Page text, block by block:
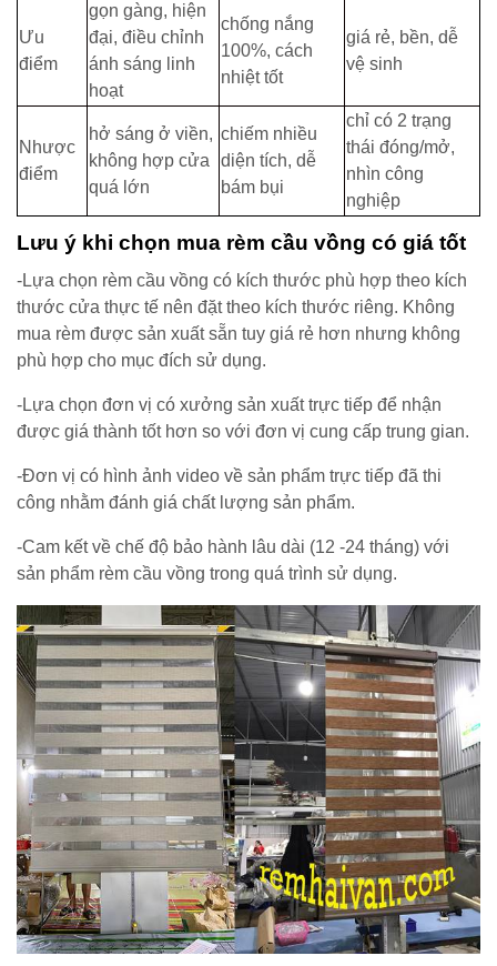
Ưu
điểm
gọn gàng, hiện
đại, điều chỉnh
ánh sáng linh
hoạt
chống nắng
100%, cách
nhiệt tốt
giá rẻ, bền, dễ
vệ sinh
Nhược
điểm
hở sáng ở viền,
không hợp cửa
quá lớn
chiếm nhiều
diện tích, dễ
bám bụi
chỉ có 2 trạng
thái đóng/mở,
nhìn công
nghiệp
Lưu ý khi chọn mua rèm cầu vồng có giá tốt
-Lựa chọn rèm cầu vồng có kích thước phù hợp theo kích
thước cửa thực tế nên đặt theo kích thước riêng. Không
mua rèm được sản xuất sẵn tuy giá rẻ hơn nhưng không
phù hợp cho mục đích sử dụng.
-Lựa chọn đơn vị có xưởng sản xuất trực tiếp để nhận
được giá thành tốt hơn so với đơn vị cung cấp trung gian.
-Đơn vị có hình ảnh video về sản phẩm trực tiếp đã thi
công nhằm đánh giá chất lượng sản phẩm.
-Cam kết về chế độ bảo hành lâu dài (12 -24 tháng) với
sản phẩm rèm cầu vồng trong quá trình sử dụng.